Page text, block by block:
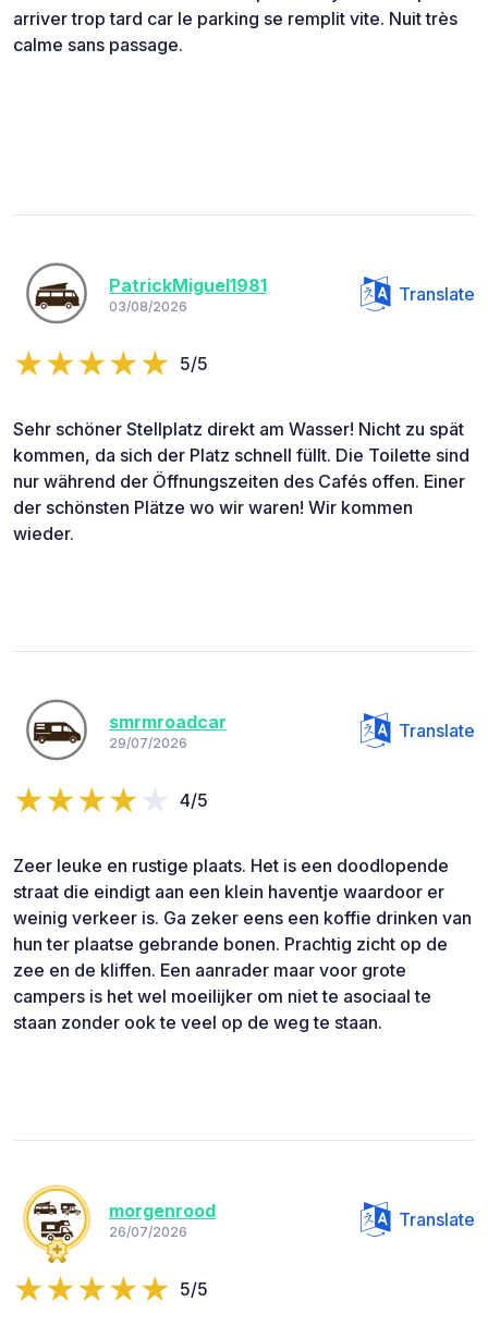
arriver trop tard car le parking se remplit vite. Nuit très
calme sans passage.
PatrickMiguel1981
03/08/2026
Translate
5/5
Sehr schöner Stellplatz direkt am Wasser! Nicht zu spät
kommen, da sich der Platz schnell füllt. Die Toilette sind
nur während der Öffnungszeiten des Cafés offen. Einer
der schönsten Plätze wo wir waren! Wir kommen
wieder.
smrmroadcar
29/07/2026
Translate
4/5
Zeer leuke en rustige plaats. Het is een doodlopende
straat die eindigt aan een klein haventje waardoor er
weinig verkeer is. Ga zeker eens een koffie drinken van
hun ter plaatse gebrande bonen. Prachtig zicht op de
zee en de kliffen. Een aanrader maar voor grote
campers is het wel moeilijker om niet te asociaal te
staan zonder ook te veel op de weg te staan.
morgenrood
26/07/2026
Translate
5/5